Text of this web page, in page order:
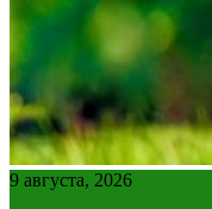
9 августа, 2026